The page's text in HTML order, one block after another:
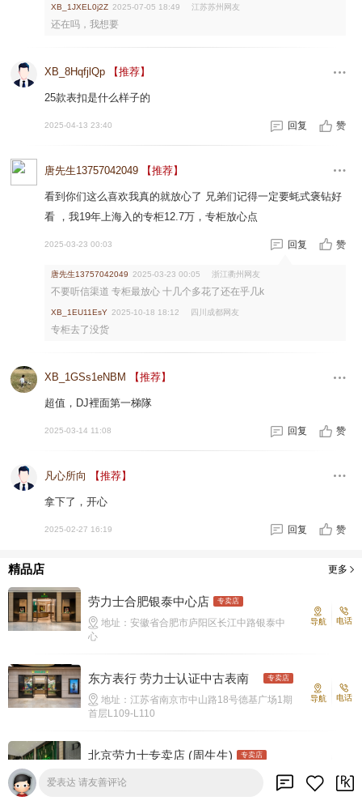
XB_1JXEL0j2Z 2025-07-05 18:49 江苏苏州网友
还在吗，我想要
XB_8HqfjlQp 【推荐】
25款表扣是什么样子的
2025-04-13 23:40 回复 赞
唐先生13757042049 【推荐】
看到你们这么喜欢我真的就放心了 兄弟们记得一定要蚝式褒钻好
看 ，我19年上海入的专柜12.7万，专柜放心点
2025-03-23 00:03 回复 赞
唐先生13757042049 2025-03-23 00:05 浙江衢州网友
不要听信渠道 专柜最放心 十几个多花了还在乎几k
XB_1EU11EsY 2025-10-18 18:12 四川成都网友
专柜去了没货
XB_1GSs1eNBM 【推荐】
超值，DJ裡面第一梯隊
2025-03-14 11:08 回复 赞
凡心所向 【推荐】
拿下了，开心
2025-02-27 16:19 回复 赞
精品店 更多
劳力士合肥银泰中心店 专卖店
地址：安徽省合肥市庐阳区长江中路银泰中
心
导航 电话
东方表行 劳力士认证中古表南
京德基广场
专卖店
地址：江苏省南京市中山路18号德基广场1期
首层L109-L110
导航 电话
北京劳力士专卖店 (周生生)‬ 专卖店
地址：北京市东城区 王府井大街 269号院 1
号楼 105d
导航 电话
爱表达 请友善评论